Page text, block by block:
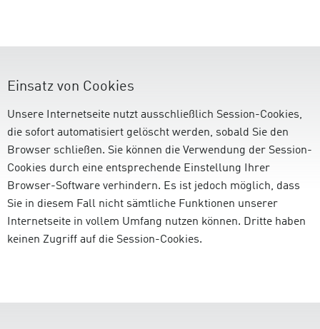
Einsatz von Cookies
Unsere Internetseite nutzt ausschließlich Session-Cookies,
die sofort automatisiert gelöscht werden, sobald Sie den
Browser schließen. Sie können die Verwendung der Session-
Cookies durch eine entsprechende Einstellung Ihrer
Browser-Software verhindern. Es ist jedoch möglich, dass
Sie in diesem Fall nicht sämtliche Funktionen unserer
Internetseite in vollem Umfang nutzen können. Dritte haben
keinen Zugriff auf die Session-Cookies.